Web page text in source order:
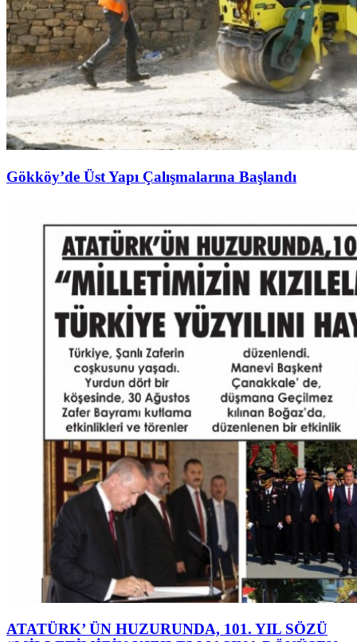
Gökköy’de Üst Yapı Çalışmalarına Başlandı
ATATÜRK’ ÜN HUZURUNDA, 101. YIL SÖZÜ